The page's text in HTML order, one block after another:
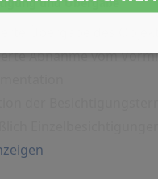
und Übergabe
Abnahme vom